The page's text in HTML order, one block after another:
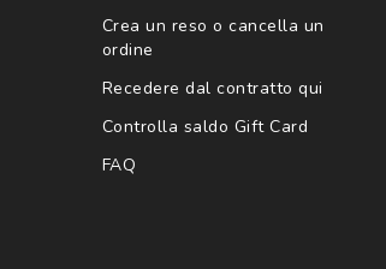
Crea un reso o cancella un
ordine
Recedere dal contratto qui
Controlla saldo Gift Card
FAQ